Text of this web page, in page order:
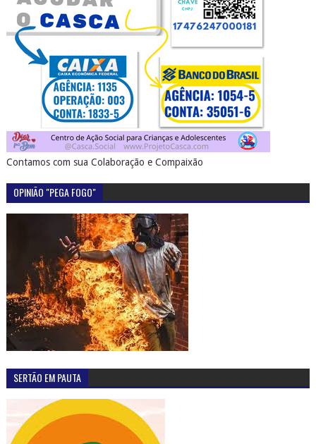
Contamos com sua Colaboração e Compaixão
OPINIÃO "PEGA FOGO"
SERTÃO EM PAUTA